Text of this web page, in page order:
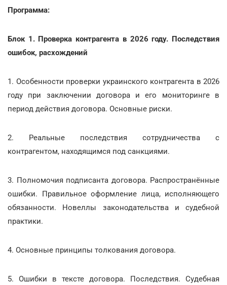
Программа:
Блок 1. Проверка контрагента в 2026 году. Последствия
ошибок, расхождений
1. Особенности проверки украинского контрагента в 2026
году при заключении договора и его мониторинге в
период действия договора. Основные риски.
2. Реальные последствия сотрудничества с
контрагентом, находящимся под санкциями.
3. Полномочия подписанта договора. Распространённые
ошибки. Правильное оформление лица, исполняющего
обязанности. Новеллы законодательства и судебной
практики.
4. Основные принципы толкования договора.
5. Ошибки в тексте договора. Последствия. Судебная